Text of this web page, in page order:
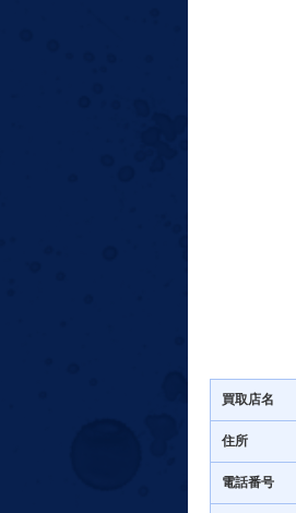
買取店名
住所
電話番号